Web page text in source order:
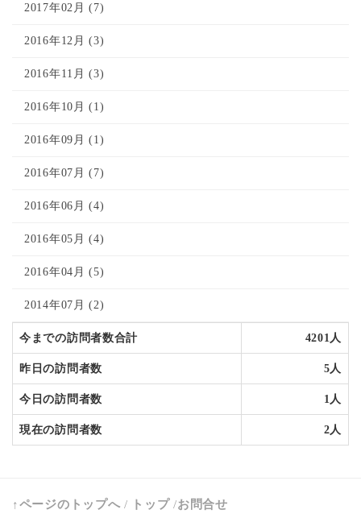
2017年02月 (7)
2016年12月 (3)
2016年11月 (3)
2016年10月 (1)
2016年09月 (1)
2016年07月 (7)
2016年06月 (4)
2016年05月 (4)
2016年04月 (5)
2014年07月 (2)
今までの訪問者数合計 4201人
昨日の訪問者数 5人
今日の訪問者数 1人
現在の訪問者数 2人
↑ページのトップへ / トップ/お問合せ